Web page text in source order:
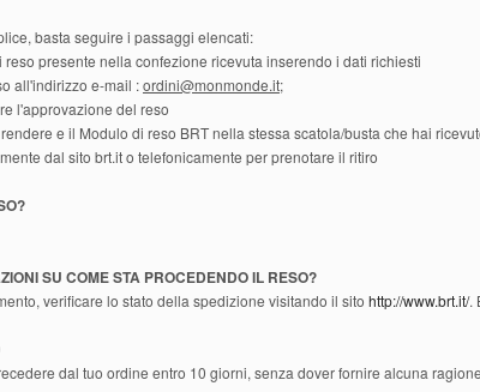
basta seguire i passaggi elencati:
presente nella confezione ricevuta inserendo i dati richiesti
all'indirizzo e-mail :ordini@monmonde.it;
l'approvazione del reso
e il Modulo di reso BRT nella stessa scatola/busta che hai
dal sito brt.it o telefonicamente per prenotare il ritiro
SU COME STA PROCEDENDO IL RESO?
verificare lo stato della spedizione visitando il sito http://www.brt.it/.
dal tuo ordine entro 10 giorni, senza dover fornire alcuna